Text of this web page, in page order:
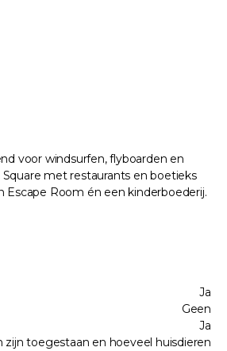
voor windsurfen, flyboarden en
met restaurants en boetieks
Escape Room én een kinderboederij.
Ja
Geen
Ja
toegestaan en hoeveel huisdieren